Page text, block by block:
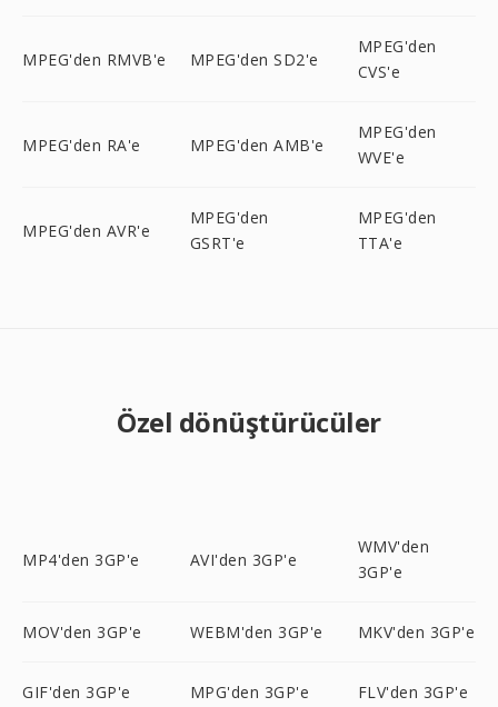
MPEG'den RMVB'e MPEG'den SD2'e
MPEG'den
CVS'e
MPEG'den RA'e MPEG'den AMB'e
MPEG'den
WVE'e
MPEG'den AVR'e
MPEG'den
GSRT'e
MPEG'den
TTA'e
Özel dönüştürücüler
MP4'den 3GP'e AVI'den 3GP'e
WMV'den
3GP'e
MOV'den 3GP'e WEBM'den 3GP'e MKV'den 3GP'e
GIF'den 3GP'e MPG'den 3GP'e FLV'den 3GP'e